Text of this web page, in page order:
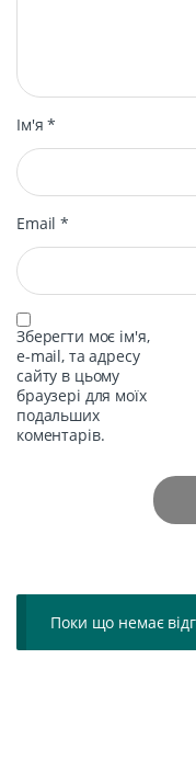
Ім'я*
Email*
Зберегти моє ім'я,
e-mail, та адресу
сайту в цьому
браузері для моїх
подальших
коментарів.
Поки що немає